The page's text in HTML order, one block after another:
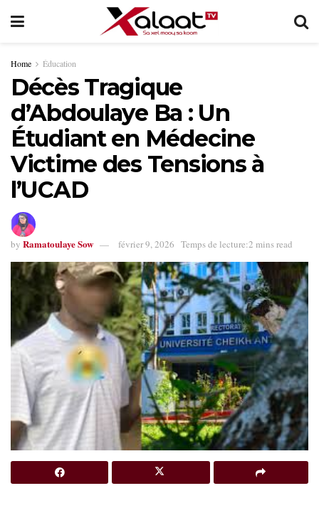
Home Éducation
Décès Tragique
d’Abdoulaye Ba : Un
Étudiant en Médecine
Victime des Tensions à
l’UCAD
by Ramatoulaye Sow février 9, 2026 Temps de lecture:2 mins read